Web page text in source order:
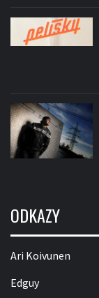
ODKAZY
Ari Koivunen
Edguy